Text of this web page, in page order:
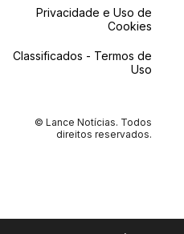
Privacidade e Uso de
Cookies
Classificados - Termos de
Uso
© Lance Notícias. Todos
direitos reservados.